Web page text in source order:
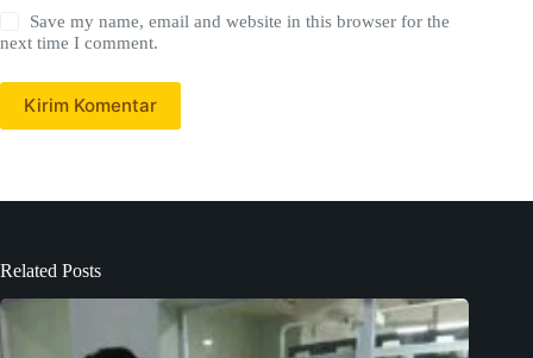
Save my name, email and website in this browser for the
next time I comment.
Kirim Komentar
Related Posts